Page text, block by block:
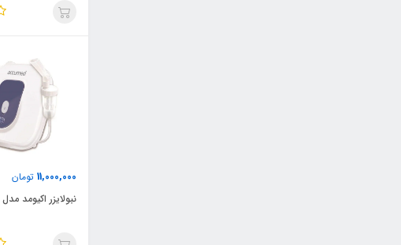
11,000,000 تومان
نبولایزر اکیومد مدل NF-100